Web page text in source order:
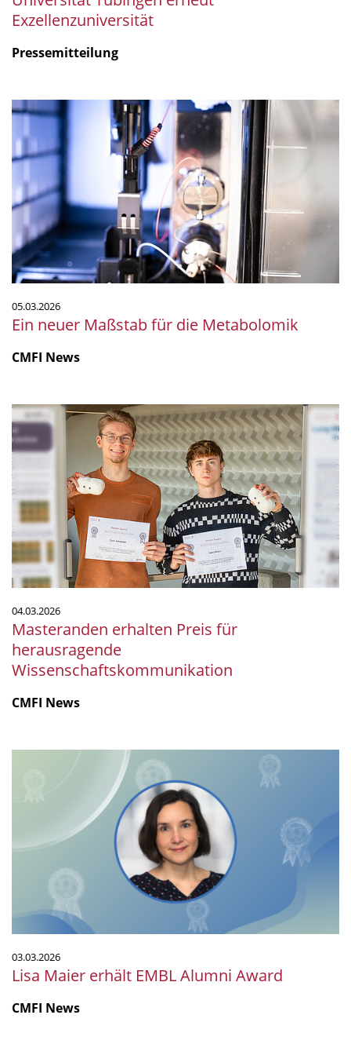
Exzellenzuniversität
Pressemitteilung
Ein
Maßstab
für
die
Metabolomik
05.03.2026
Ein neuer Maßstab für die Metabolomik
CMFI News
Masteranden
erhalten
Preis
für
herausragende
Wissenschaftskommunikation
04.03.2026
Masteranden erhalten Preis für
herausragende
Wissenschaftskommunikation
CMFI News
Award
03.03.2026
Lisa Maier erhält EMBL Alumni Award
CMFI News